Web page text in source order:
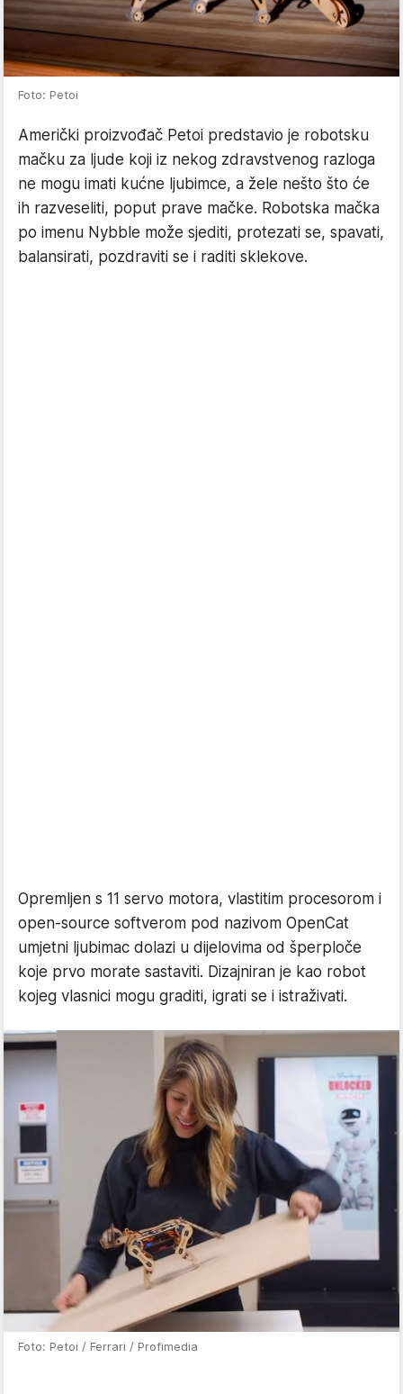
Foto: Petoi
Američki proizvođač Petoi predstavio je robotsku
mačku za ljude koji iz nekog zdravstvenog razloga
ne mogu imati kućne ljubimce, a žele nešto što će
ih razveseliti, poput prave mačke. Robotska mačka
po imenu Nybble može sjediti, protezati se, spavati,
balansirati, pozdraviti se i raditi sklekove.
Opremljen s 11 servo motora, vlastitim procesorom i
open-source softverom pod nazivom OpenCat
umjetni ljubimac dolazi u dijelovima od šperploče
koje prvo morate sastaviti. Dizajniran je kao robot
kojeg vlasnici mogu graditi, igrati se i istraživati.
Foto: Petoi / Ferrari / Profimedia